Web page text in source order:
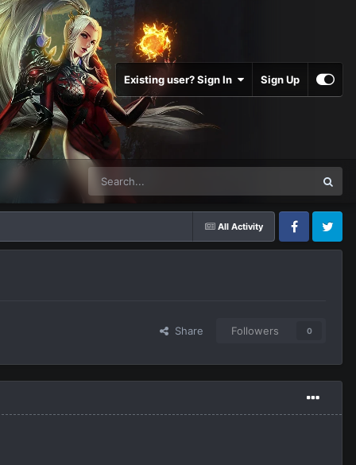
Existing user? Sign In Sign Up
All Activity
FacebookTwitter
Share Followers 0